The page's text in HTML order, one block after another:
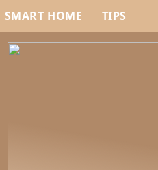
SMART HOME TIPS